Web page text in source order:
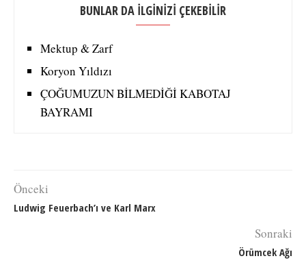
BUNLAR DA İLGİNİZİ ÇEKEBİLİR
Mektup & Zarf
Koryon Yıldızı
ÇOĞUMUZUN BİLMEDİĞİ KABOTAJ
BAYRAMI
Önceki
Ludwig Feuerbach’ı ve Karl Marx
Sonraki
Örümcek Ağı